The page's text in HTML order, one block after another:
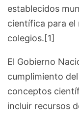
establecidos
científica para el
colegios.[1]
El Gobierno
cumplimiento
conceptos
incluir recursos